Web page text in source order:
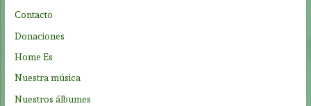
:
Contacto
Donaciones
Home Es
Nuestra música
Nuestros álbumes